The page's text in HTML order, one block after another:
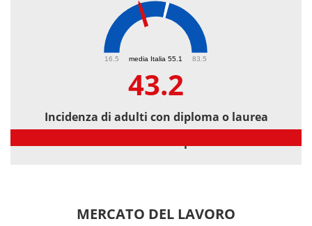
media Italia 55.1
16.5 83.5
43.2
Incidenza di adulti con diploma o laurea
MERCATO DEL LAVORO